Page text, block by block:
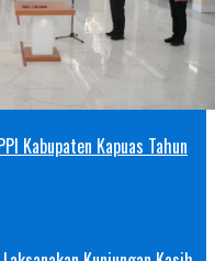
Kabupaten Kapuas Tahun